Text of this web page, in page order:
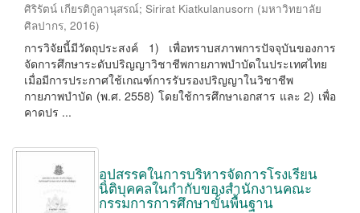
ศิริรัตน์ เกียรติกูลานุสรณ์; Sirirat Kiatkulanusorn (มหาวิทยาลัย
ศิลปากร, 2016)
การวิจัยนี้มีวัตถุประสงค์ 1) เพื่อทราบสภาพการปัจจุบันของการ
จัดการศึกษาระดับปริญญาวิชาชีพกายภาพบำบัดในประเทศไทย
เมื่อมีการประกาศใช้เกณฑ์การรับรองปริญญาในวิชาชีพ
กายภาพบำบัด (พ.ศ. 2558) โดยใช้การศึกษาเอกสาร และ 2) เพื่อ
คาดปร ...
อุปสรรคในการบริหารจัดการโรงเรียน
นิติบุคคลในกำกับของสำนักงานคณะ
กรรมการการศึกษาขั้นพื้นฐาน